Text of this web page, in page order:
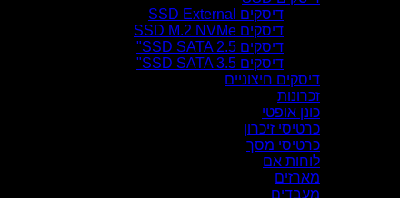
דיסקים SSD External
דיסקים SSD M.2 NVMe
דיסקים SSD SATA 2.5"
דיסקים SSD SATA 3.5"
דיסקים חיצוניים
זכרונות
כונן אופטי
כרטיסי זיכרון
כרטיסי מסך
לוחות אם
מארזים
מעבדים